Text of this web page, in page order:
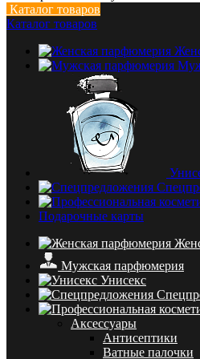
Каталог товаров
Каталог товаров
Подарочные карты
Мужская парфюмерия
Унисекс
Аксессуары
Антисептики
Ватные палочки